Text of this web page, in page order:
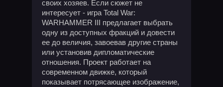
своих хозяев. Если сюжет не
интересует - игра Total War:
WARHAMMER III предлагает выбрать
одну из доступных фракций и довести
ее до величия, завоевав другие страны
или установив дипломатические
отношения. Проект работает на
современном движке, который
показывает потрясающее изображение,